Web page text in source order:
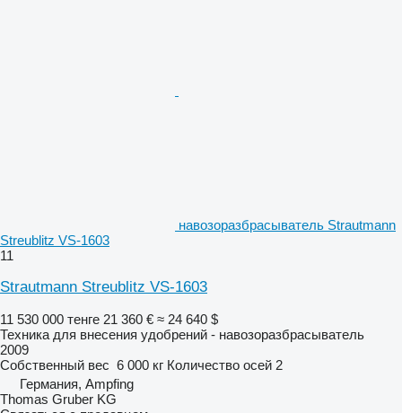
навозоразбрасыватель Strautmann
Streublitz VS-1603
11
Strautmann Streublitz VS-1603
11 530 000 тенге 21 360 € ≈ 24 640 $
Техника для внесения удобрений - навозоразбрасыватель
2009
Собственный вес 6 000 кг Количество осей 2
Германия, Ampfing
Thomas Gruber KG